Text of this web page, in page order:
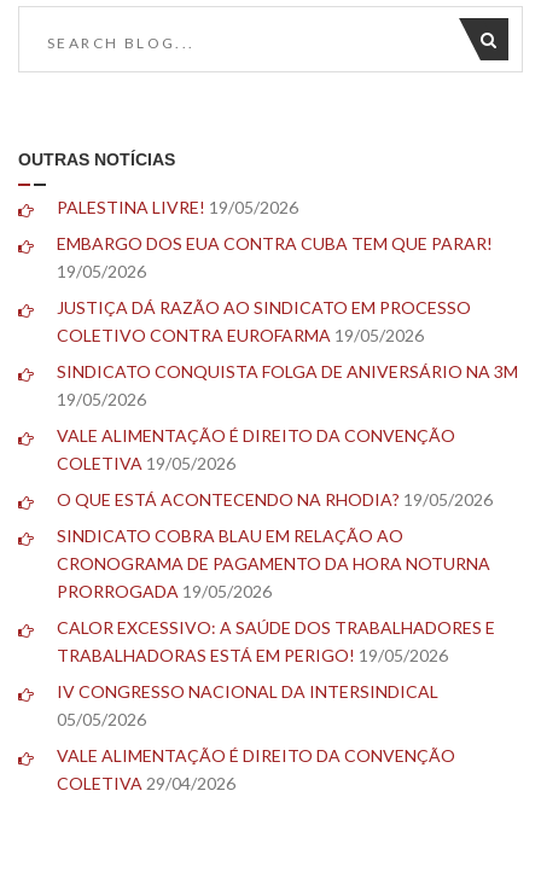
OUTRAS NOTÍCIAS
PALESTINA LIVRE! 19/05/2026
EMBARGO DOS EUA CONTRA CUBA TEM QUE PARAR!
19/05/2026
JUSTIÇA DÁ RAZÃO AO SINDICATO EM PROCESSO
COLETIVO CONTRA EUROFARMA 19/05/2026
SINDICATO CONQUISTA FOLGA DE ANIVERSÁRIO NA 3M
19/05/2026
VALE ALIMENTAÇÃO É DIREITO DA CONVENÇÃO
COLETIVA 19/05/2026
O QUE ESTÁ ACONTECENDO NA RHODIA? 19/05/2026
SINDICATO COBRA BLAU EM RELAÇÃO AO
CRONOGRAMA DE PAGAMENTO DA HORA NOTURNA
PRORROGADA 19/05/2026
CALOR EXCESSIVO: A SAÚDE DOS TRABALHADORES E
TRABALHADORAS ESTÁ EM PERIGO! 19/05/2026
IV CONGRESSO NACIONAL DA INTERSINDICAL
05/05/2026
VALE ALIMENTAÇÃO É DIREITO DA CONVENÇÃO
COLETIVA 29/04/2026